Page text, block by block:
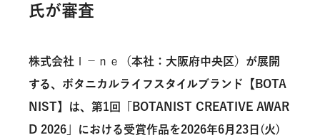
人的資本戦略​
外部からの評価・賛同するイニシアチブ
IRカレンダー
内部統制システムに関する基本方針
事業等のリスク
よくあるご質問
プライバシーポリシー
顧客対応ポリシー
環境ポリシー
人権ポリシー
氏が審査
株式会社 Ｉ－ｎｅ
（本社：大阪府中央区）が展開
する、ボタニカルライフスタイルブランド【BOTA
NIST】は、第1回「BOTANIST CREATIVE AWAR
D 2026」における受賞作品を2026年6月23日(火)